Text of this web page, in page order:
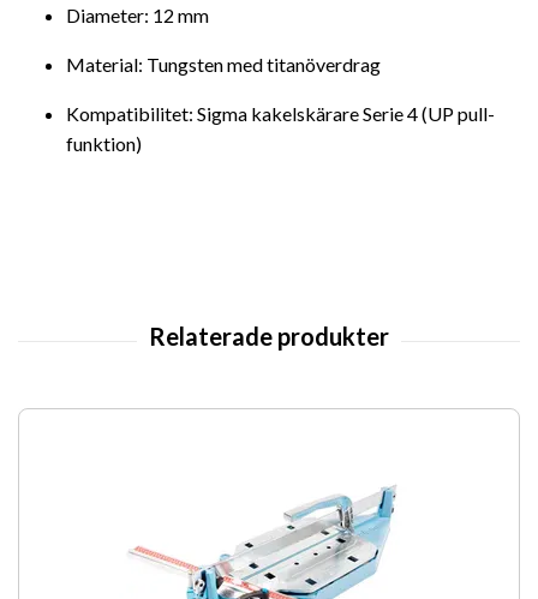
Diameter: 12 mm
Material: Tungsten med titanöverdrag
Kompatibilitet: Sigma kakelskärare Serie 4 (UP pull-
funktion)